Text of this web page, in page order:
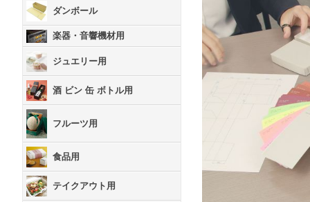
ダンボール
楽器・音響機材用
ジュエリー用
酒 ビン 缶 ボトル用
フルーツ用
食品用
テイクアウト用